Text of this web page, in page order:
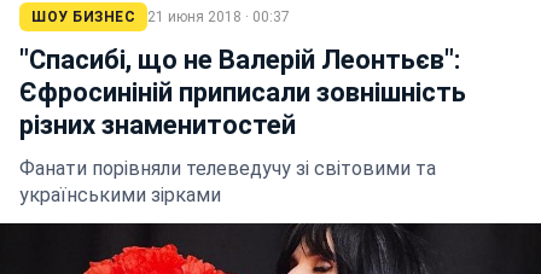
ШОУ БИЗНЕС 21 июня 2018 · 00:37
"Спасибі, що не Валерій Леонтьєв":
Єфросиніній приписали зовнішність
різних знаменитостей
Фанати порівняли телеведучу зі світовими та
українськими зірками